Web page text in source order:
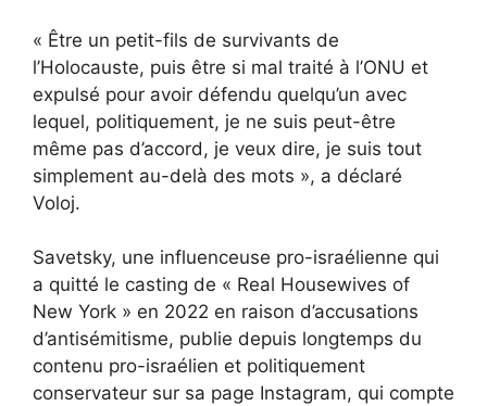
« Être un petit-fils de survivants de
l’Holocauste, puis être si mal traité à l’ONU et
expulsé pour avoir défendu quelqu’un avec
lequel, politiquement, je ne suis peut-être
même pas d’accord, je veux dire, je suis tout
simplement au-delà des mots », a déclaré
Voloj.
Savetsky, une influenceuse pro-israélienne qui
a quitté le casting de « Real Housewives of
New York » en 2022 en raison d’accusations
d’antisémitisme, publie depuis longtemps du
contenu pro-israélien et politiquement
conservateur sur sa page Instagram, qui compte